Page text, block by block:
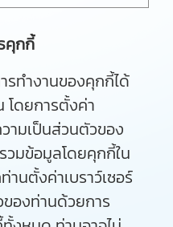
คุกกี้
รทำงานของคุกกี้ได้
โดยการตั้งค่า
ามเป็นส่วนตัวของ
วมข้อมูลโดยคุกกี้ใน
นตั้งค่าเบราว์เซอร์
องท่านด้วยการ